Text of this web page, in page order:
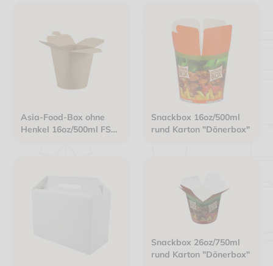
Asia-Food-Box ohne
Henkel 16oz/500ml FSC
Snackbox 16oz/500ml
rund Karton "Dönerbox"
Snackbox 26oz/750ml
rund Karton "Dönerbox"